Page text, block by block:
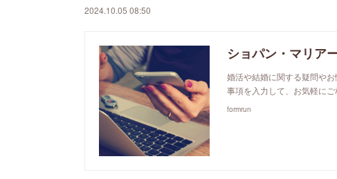
2024.10.05 08:50
ショパン・マリア
婚活や結婚に関する疑問や
事項を入力して、お気軽に
formrun